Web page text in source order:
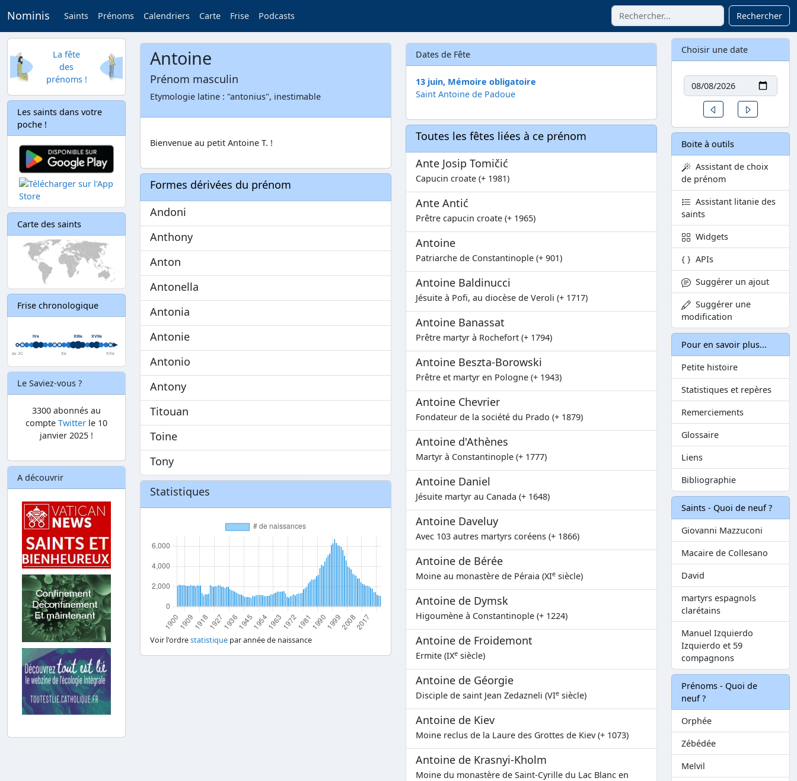
Nominis Saints Prénoms Calendriers Carte Frise Podcasts Rechercher
La fête
des
prénoms !
Les saints dans votre
poche !
Carte des saints
Frise chronologique
Le Saviez-vous ?
3300 abonnés au
compte Twitter le 10
janvier 2025 !
A découvrir
Antoine
Prénom masculin
Etymologie latine : "antonius", inestimable
Bienvenue au petit Antoine T. !
Formes dérivées du prénom
Andoni
Anthony
Anton
Antonella
Antonia
Antonie
Antonio
Antony
Titouan
Toine
Tony
Statistiques
Voir l'ordrestatistique par année de naissance
Dates de Fête
13 juin, Mémoire obligatoire
Saint Antoine de Padoue
Toutes les fêtes liées à ce prénom
Ante Josip Tomičić
Capucin croate (+ 1981)
Ante Antić
Prêtre capucin croate (+ 1965)
Antoine
Patriarche de Constantinople (+ 901)
Antoine Baldinucci
Jésuite à Pofi, au diocèse de Veroli (+ 1717)
Antoine Banassat
Prêtre martyr à Rochefort (+ 1794)
Antoine Beszta-Borowski
Prêtre et martyr en Pologne (+ 1943)
Antoine Chevrier
Fondateur de la société du Prado (+ 1879)
Antoine d'Athènes
Martyr à Constantinople (+ 1777)
Antoine Daniel
Jésuite martyr au Canada (+ 1648)
Antoine Daveluy
Avec 103 autres martyrs coréens (+ 1866)
Antoine de Bérée
Moine au monastère de Péraia (XIe siècle)
Antoine de Dymsk
Higoumène à Constantinople (+ 1224)
Antoine de Froidemont
Ermite (IXe siècle)
Antoine de Géorgie
Disciple de saint Jean Zedazneli (VIe siècle)
Antoine de Kiev
Moine reclus de la Laure des Grottes de Kiev (+ 1073)
Antoine de Krasnyi-Kholm
Moine du monastère de Saint-Cyrille du Lac Blanc en
Choisir une date
Date
Un jour avant
Boite à outils
Assistant de choix
de prénom
Assistant litanie des
saints
Widgets
APIs
Suggérer un ajout
Suggérer une
modification
Pour en savoir plus...
Petite histoire
Statistiques et repères
Remerciements
Glossaire
Liens
Bibliographie
Saints - Quoi de neuf ?
Giovanni Mazzuconi
Macaire de Collesano
David
martyrs espagnols
clarétains
Manuel Izquierdo
Izquierdo et 59
compagnons
Prénoms - Quoi de
neuf ?
Orphée
Zébédée
Melvil